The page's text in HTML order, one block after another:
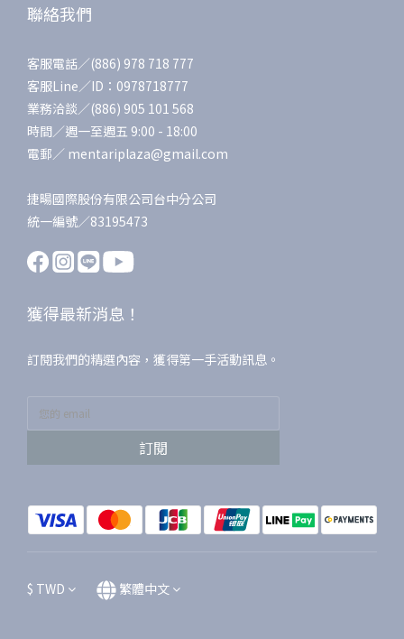
聯絡我們
客服電話／(886) 978 718 777
客服Line／ID：0978718777
業務洽談／(886) 905 101 568
時間／週一至週五 9:00 - 18:00
電郵／ mentariplaza@gmail.com
捷暘國際股份有限公司台中分公司
統一編號／83195473
獲得最新消息！
訂閱我們的精選內容，獲得第一手活動訊息。
訂閱
$ TWD 繁體中文